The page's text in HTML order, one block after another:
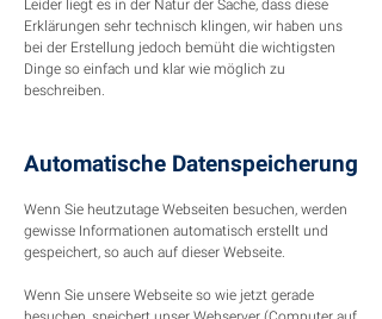
Leider liegt es in der Natur der Sache, dass diese
Erklärungen sehr technisch klingen, wir haben uns
bei der Erstellung jedoch bemüht die wichtigsten
Dinge so einfach und klar wie möglich zu
beschreiben.
Automatische Datenspeicherung
Wenn Sie heutzutage Webseiten besuchen, werden
gewisse Informationen automatisch erstellt und
gespeichert, so auch auf dieser Webseite.
Wenn Sie unsere Webseite so wie jetzt gerade